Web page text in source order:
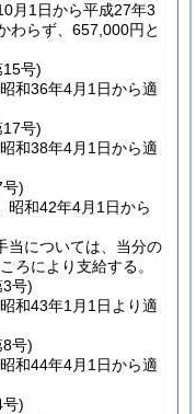
月1日から平成27年3
わらず、657,000円と
号)
和36年4月1日から適
号)
和38年4月1日から適
)
昭和42年4月1日から
当については、当分の
ろにより支給する。
号)
和43年1月1日より適
号)
和44年4月1日から適
)